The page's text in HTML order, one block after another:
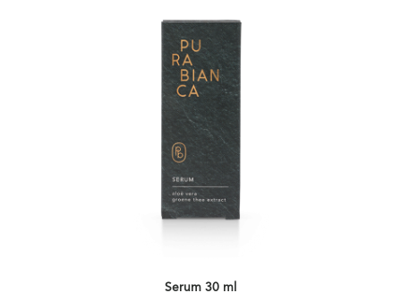
Serum 30 ml